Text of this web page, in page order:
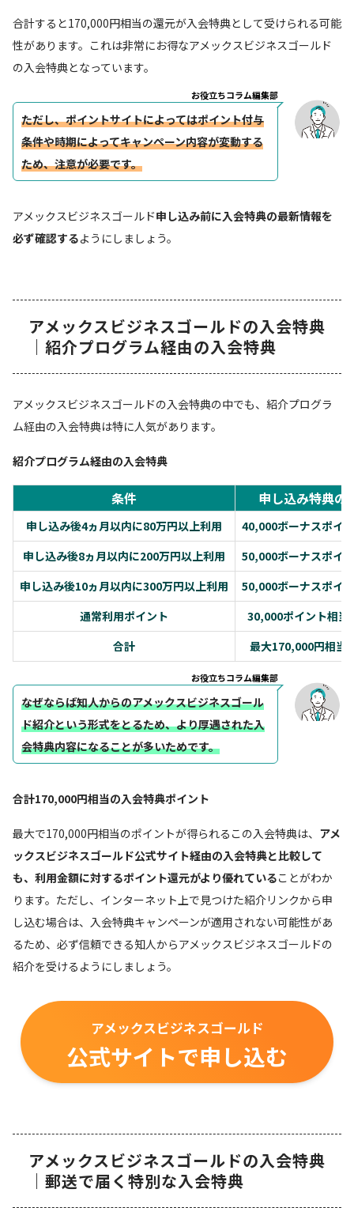
合計すると170,000円相当の還元が入会特典として受けられる可能
性があります。これは非常にお得なアメックスビジネスゴールド
の入会特典となっています。
お役立ちコラム編集部
ただし、ポイントサイトによってはポイント付与
条件や時期によってキャンペーン内容が変動する
ため、注意が必要です。
アメックスビジネスゴールド申し込み前に入会特典の最新情報を
必ず確認するようにしましょう。
アメックスビジネスゴールドの入会特典
｜紹介プログラム経由の入会特典
アメックスビジネスゴールドの入会特典の中でも、紹介プログラ
ム経由の入会特典は特に人気があります。
紹介プログラム経由の入会特典
条件 申し込み特典の
申し込み後4ヵ月以内に80万円以上利用
40,000ボーナスポイ
申し込み後8ヵ月以内に200万円以上利用
50,000ボーナスポイ
申し込み後10ヵ月以内に300万円以上利用
50,000ボーナスポイ
通常利用ポイント
30,000ポイント相当
合計
最大170,000円相当
お役立ちコラム編集部
なぜならば知人からのアメックスビジネスゴール
ド紹介という形式をとるため、より厚遇された入
会特典内容になることが多いためです。
合計170,000円相当の入会特典ポイント
最大で170,000円相当のポイントが得られるこの入会特典は、 アメ
ックスビジネスゴールド公式サイト経由の入会特典と比較して
も、利用金額に対するポイント還元がより優れていることがわか
ります。ただし、インターネット上で見つけた紹介リンクから申
し込む場合は、入会特典キャンペーンが適用されない可能性があ
るため、必ず信頼できる知人からアメックスビジネスゴールドの
紹介を受けるようにしましょう。
アメックスビジネスゴールド
公式サイトで申し込む
アメックスビジネスゴールドの入会特典
｜郵送で届く特別な入会特典